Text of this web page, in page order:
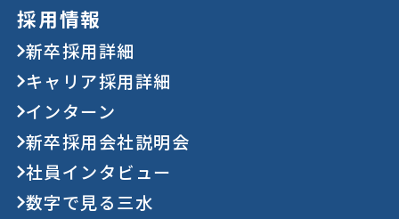
採用情報
新卒採用詳細
キャリア採用詳細
インターン
新卒採用会社説明会
社員インタビュー
数字で見る三水